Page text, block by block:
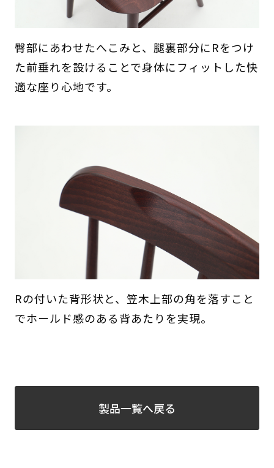
臀部にあわせたへこみと、腿裏部分にRをつけ
た前垂れを設けることで身体にフィットした快
適な座り心地です。
Rの付いた背形状と、笠木上部の角を落すこと
でホールド感のある背あたりを実現。
製品一覧へ戻る